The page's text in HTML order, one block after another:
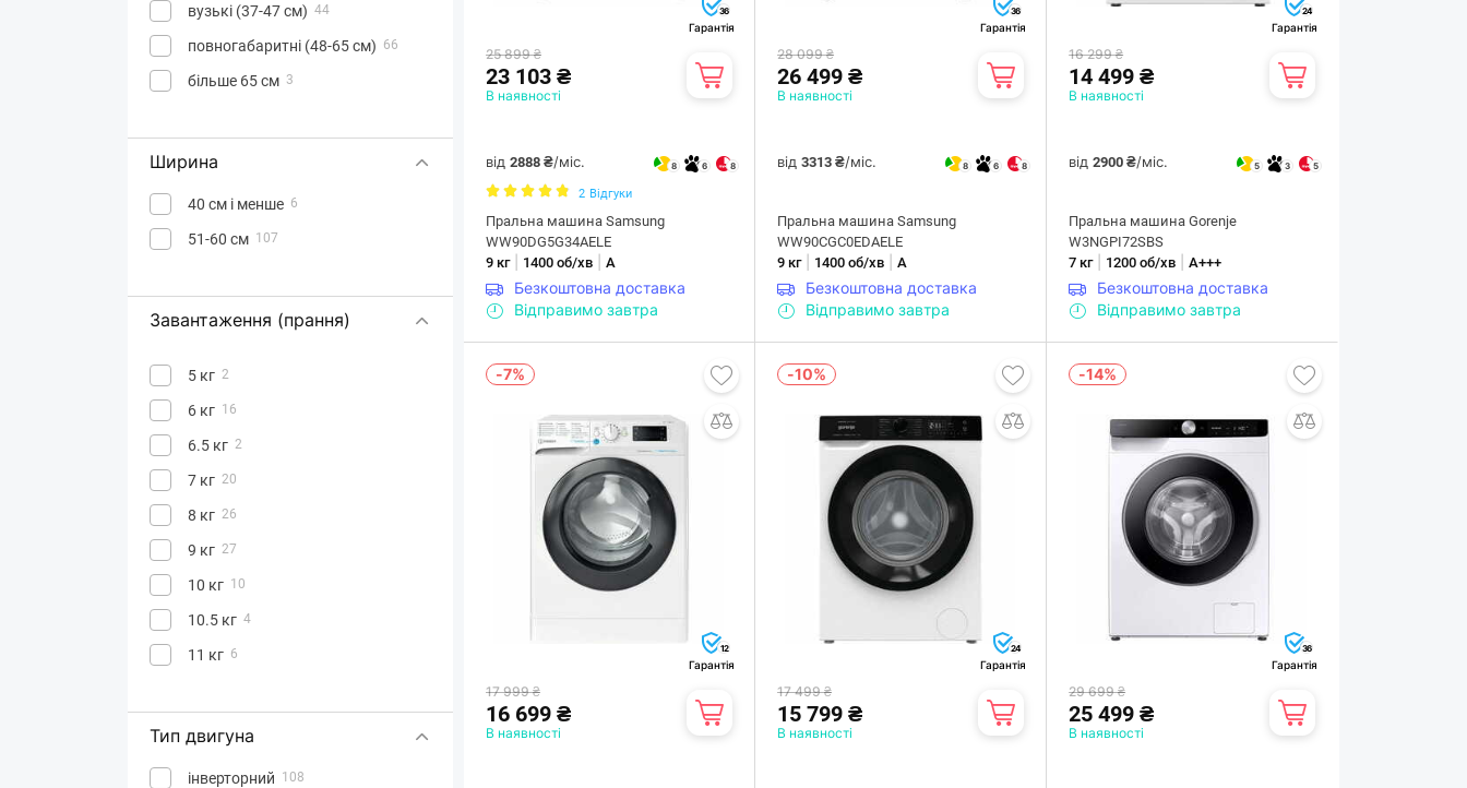
вузькі (37-47 см) 44
повногабаритні (48-65 см) 66
більше 65 см 3
Ширина
40 см і менше 6
51-60 см 107
Завантаження (прання)
5 кг 2
6 кг 16
6.5 кг 2
7 кг 20
8 кг 26
9 кг 27
10 кг 10
10.5 кг 4
11 кг 6
Тип двигуна
інверторний 108
36
Гарантія
25 899 ₴
23 103 ₴
В наявності
від 2888 ₴/міс. 8 6 8
2 Відгуки
Пральна машина Samsung
WW90DG5G34AELE
9 кг| 1400 об/хв А
Безкоштовна доставка
Відправимо завтра
36
Гарантія
28 099 ₴
26 499 ₴
В наявності
від3313 ₴/міс. 8 6 8
Пральна машина Samsung
WW90CGC0EDAELE
9 кг| 1400 об/хв |А
Безкоштовна доставка
Відправимо завтра
24
Гарантія
16 299 ₴
14 499 ₴
В наявності
від2900 ₴/міс. 5 3 5
Пральна машина Gorenje
W3NGPI72SBS
7 кг| 1200 об/хв |А+++
Безкоштовна доставка
Відправимо завтра
-7%
12
Гарантія
17 999 ₴
16 699 ₴
В наявності
-10%
24
Гарантія
17 499 ₴
15 799 ₴
В наявності
-14%
36
Гарантія
29 699 ₴
25 499 ₴
В наявності